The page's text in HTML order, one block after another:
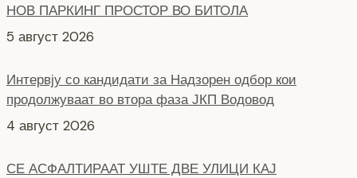
НОВ ПАРКИНГ ПРОСТОР ВО БИТОЛА
5 август 2026
Интервју со кандидати за Надзорен одбор кои
продолжуваат во втора фаза ЈКП Водовод
4 август 2026
СЕ АСФАЛТИРААТ УШТЕ ДВЕ УЛИЦИ КАЈ